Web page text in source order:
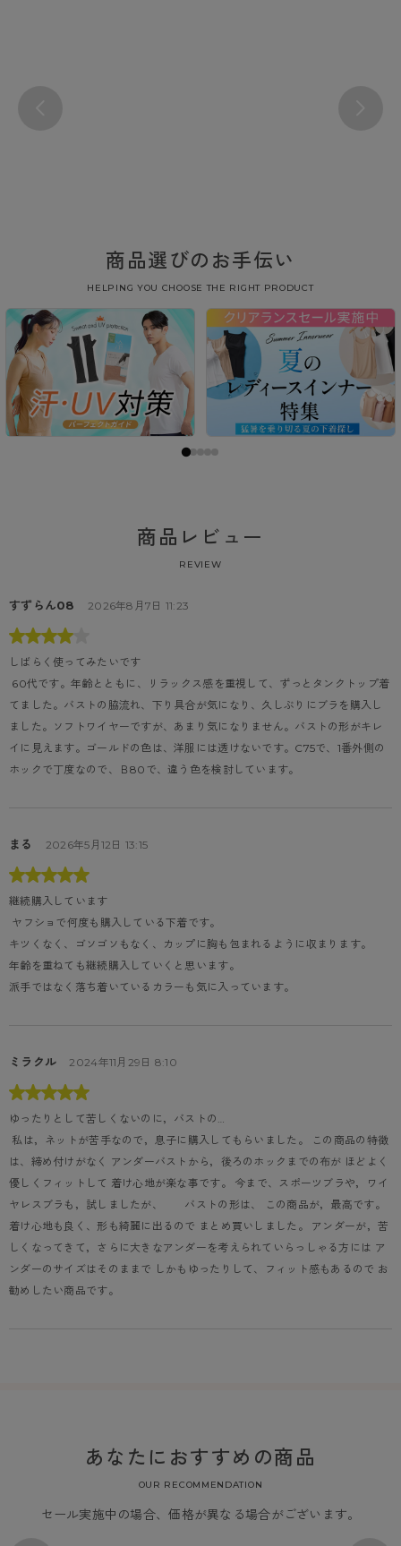
商品選びのお手伝い
HELPING YOU CHOOSE THE RIGHT PRODUCT
商品レビュー
REVIEW
すずらん08 2026年8月7日 11:23
しばらく使ってみたいです
てました。バストの脇流れ、下り具合が気になり、久しぶりにブラを購入し
ました。ソフトワイヤーですが、あまり気になりません。バストの形がキレ
イに見えます。ゴールドの色は、洋服には透けないです。C75で、1番外側の
ホックで丁度なので、Ｂ80で、違う色を検討しています。
まる 2026年5月12日 13:15
継続購入しています
キツくなく、ゴソゴソもなく、カップに胸も包まれるように収まります。
年齢を重ねても継続購入していくと思います。
派手ではなく落ち着いているカラーも気に入っています。
ミラクル 2024年11月29日 8:10
ゆったりとして苦しくないのに，バストの…
は、締め付けがなく アンダーバストから，後ろのホックまでの布が ほどよく
優しくフィットして 着け心地が楽な事です。 今まで、スポーツブラや，ワイ
ヤレスブラも，試しましたが、　　バストの形は、 この商品が，最高です。
着け心地も良く、形も綺麗に出るので まとめ買いしました。 アンダーが，苦
しくなってきて，さらに大きなアンダーを考えられていらっしゃる方には ア
ンダーのサイズはそのままで しかもゆったりして、フィット感もあるので お
勧めしたい商品です。
あなたにおすすめの商品
OUR RECOMMENDATION
セール実施中の場合、価格が異なる場合がございます。